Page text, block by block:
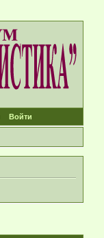
Войти